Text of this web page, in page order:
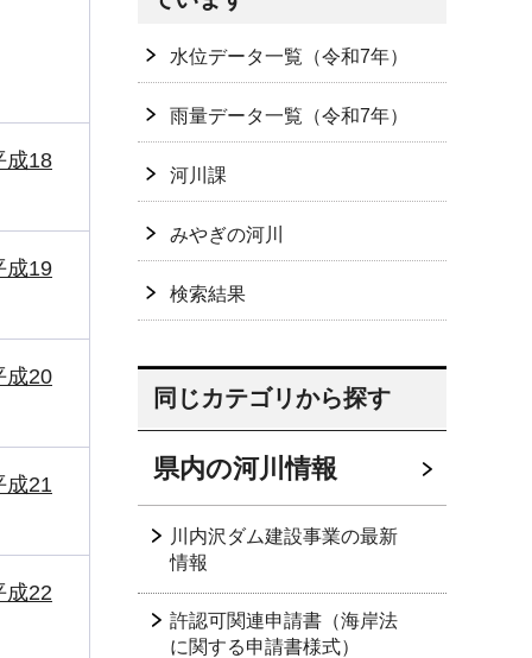
成18
成19
成20
成21
成22
水位データ一覧（令和7年）
雨量データ一覧（令和7年）
河川課
みやぎの河川
検索結果
同じカテゴリから探す
県内の河川情報
川内沢ダム建設事業の最新
情報
許認可関連申請書（海岸法
に関する申請書様式）